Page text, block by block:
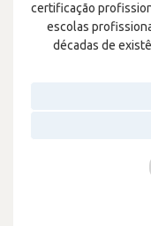
certificação
escolas
décadas de